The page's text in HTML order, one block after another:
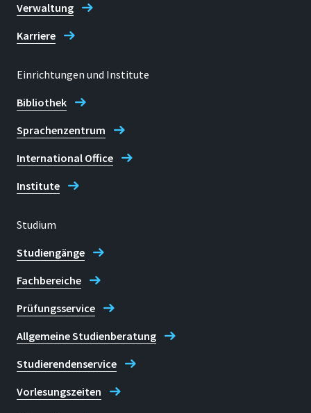
+49 2241 865 89663
Verwaltung
Karriere
Einrichtungen und Institute
Bibliothek
Sprachenzentrum
International Office
Institute
Studium
Studiengänge
Fachbereiche
Prüfungsservice
Allgemeine Studienberatung
Studierendenservice
Vorlesungszeiten